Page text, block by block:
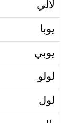
لالي
يوبا
يوبي
لولو
لول